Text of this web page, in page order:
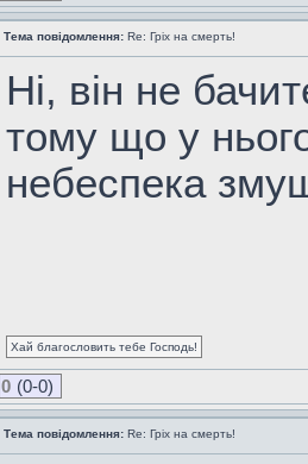
Тема повідомлення: Re: Гріх на смерть!
Ні, він не
тому що у
небеспека
Хай благословить тебе Господь!
0 (0-0)
Тема повідомлення: Re: Гріх на смерть!